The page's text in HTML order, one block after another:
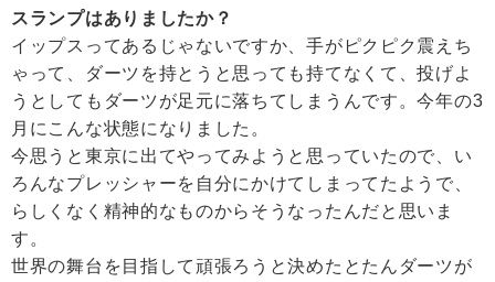
スランプはありましたか？
イップスってあるじゃないですか、手がピクピク震えち
ゃって、ダーツを持とうと思っても持てなくて、投げよ
うとしてもダーツが足元に落ちてしまうんです。今年の3
月にこんな状態になりました。
今思うと東京に出てやってみようと思っていたので、い
ろんなプレッシャーを自分にかけてしまってたようで、
らしくなく精神的なものからそうなったんだと思いま
す。
世界の舞台を目指して頑張ろうと決めたとたんダーツが